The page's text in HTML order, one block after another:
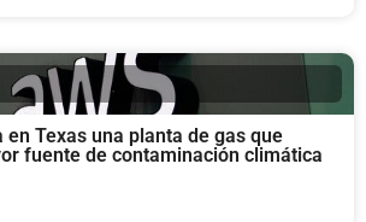
Texas una planta de gas que
fuente de contaminación climática